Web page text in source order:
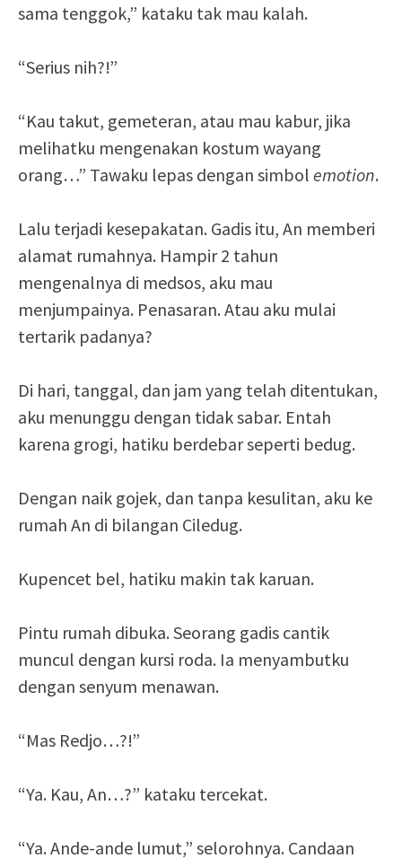
sama tenggok,” kataku tak mau kalah.
“Serius nih?!”
“Kau takut, gemeteran, atau mau kabur, jika
melihatku mengenakan kostum wayang
orang…” Tawaku lepas dengan simbol emotion.
Lalu terjadi kesepakatan. Gadis itu, An memberi
alamat rumahnya. Hampir 2 tahun
mengenalnya di medsos, aku mau
menjumpainya. Penasaran. Atau aku mulai
tertarik padanya?
Di hari, tanggal, dan jam yang telah ditentukan,
aku menunggu dengan tidak sabar. Entah
karena grogi, hatiku berdebar seperti bedug.
Dengan naik gojek, dan tanpa kesulitan, aku ke
rumah An di bilangan Ciledug.
Kupencet bel, hatiku makin tak karuan.
Pintu rumah dibuka. Seorang gadis cantik
muncul dengan kursi roda. Ia menyambutku
dengan senyum menawan.
“Mas Redjo…?!”
“Ya. Kau, An…?” kataku tercekat.
“Ya. Ande-ande lumut,” selorohnya. Candaan